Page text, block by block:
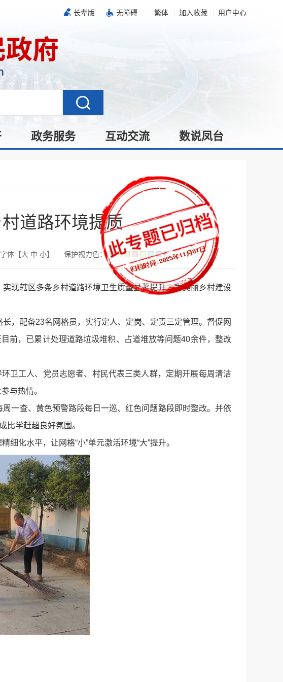
长辈版 无障碍 繁体 加入收藏 用户中心
政务服务 互动交流 数说凤台
道路环境提质
字体【大 中 小】 保护视力色：
现辖区多条乡村道路环境卫生质量显著提升，为美丽乡村建设
，配备23名网格员，实行定人、定岗、定责三定管理。督促网
前，已累计处理道路垃圾堆积、占道堆放等问题40余件，整改
卫工人、党员志愿者、村民代表三类人群，定期开展每周清洁
与热情。
一查、黄色预警路段每日一巡、红色问题路段即时整改。并依
比学赶超良好氛围。
化水平，让网格“小”单元激活环境“大”提升。